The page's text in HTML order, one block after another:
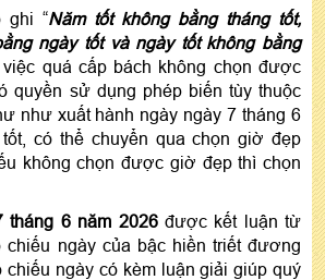
ghi “Năm tốt không bằng tháng tốt,
ngày tốt và ngày tốt không bằng
việc quá cấp bách không chọn được
quyền sử dụng phép biến tùy thuộc
như xuất hành ngày ngày 7 tháng 6
có thể chuyển qua chọn giờ đẹp
không chọn được giờ đẹp thì chọn
tháng 6 năm 2026được kết luận từ
chiếu ngày của bậc hiền triết đương
ngày có kèm luận giải giúp quý